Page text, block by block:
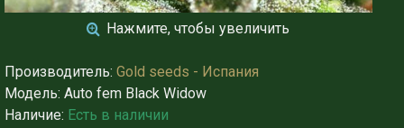
Нажмите, чтобы увеличить
Производитель: Gold seeds - Испания
Модель: Auto fem Black Widow
Наличие: Есть в наличии